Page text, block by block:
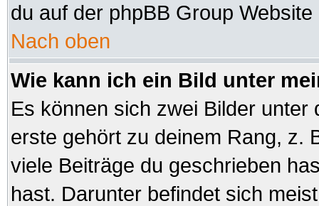
du auf der phpBB Group
Nach oben
Wie kann ich ein Bild unter
Es können sich zwei Bilder
erste gehört zu deinem Rang, z.
viele Beiträge du geschrieben
hast. Darunter befindet sich